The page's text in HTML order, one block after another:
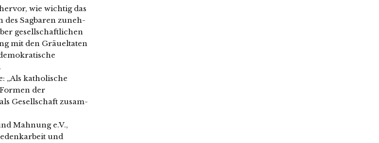
wie wich­tig das
des Sagbaren zuneh­
gesell­schaft­li­chen
mit den Gräueltaten
„Als katho­li­sche
der
Gesellschaft zusam­
Mahnung e.V.,
und